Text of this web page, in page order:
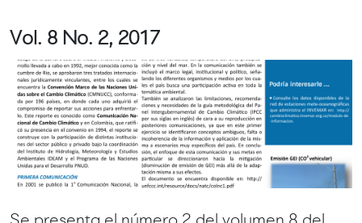
Vol. 8 No. 2, 2017